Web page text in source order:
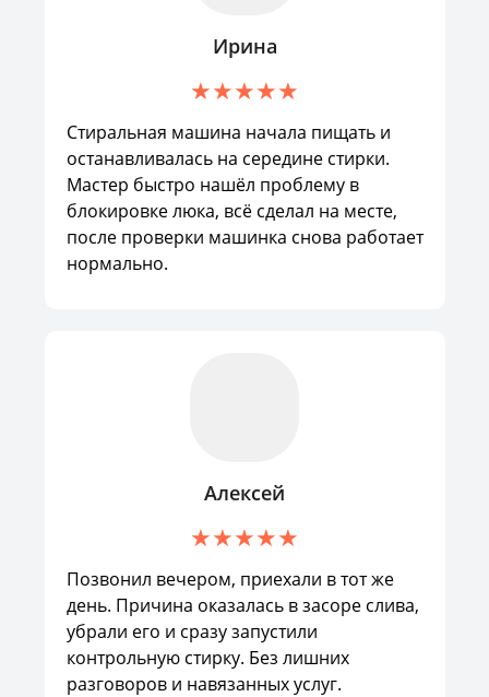
Ирина
Стиральная машина начала пищать и
останавливалась на середине стирки.
Мастер быстро нашёл проблему в
блокировке люка, всё сделал на месте,
после проверки машинка снова работает
нормально.
Алексей
Позвонил вечером, приехали в тот же
день. Причина оказалась в засоре слива,
убрали его и сразу запустили
контрольную стирку. Без лишних
разговоров и навязанных услуг.